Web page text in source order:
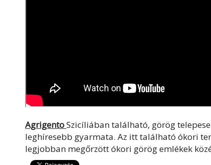
AgrigentoSzicíliában található, görög
leghíresebb gyarmata. Az itt található ókori
legjobban megőrzött ókori görög emlékek